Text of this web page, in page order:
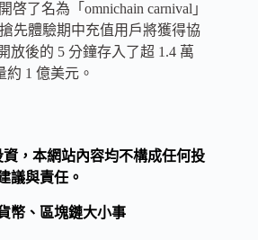
啓了名為「omnichain carnival」
先體驗期中充值用戶將獲得協
放後的 5 分鐘存入了超 1.4 萬
1 億美元。
，本網站內容均不構成任何投
議與責任。
幣、區塊鏈大小事